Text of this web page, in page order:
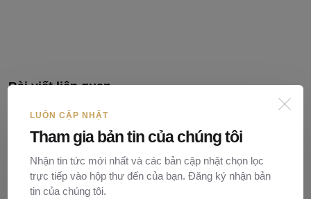
Bài viết liên quan
LUÔN CẬP NHẬT
Tham gia bản tin của chúng tôi
Nhận tin tức mới nhất và các bản cập nhật chọn lọc
trực tiếp vào hộp thư đến của bạn. Đăng ký nhận bản
tin của chúng tôi.